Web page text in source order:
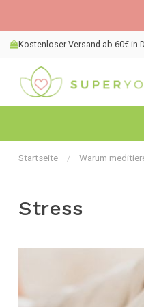
Kostenloser Versand ab 60€ in
Startseite / Warum
Stress